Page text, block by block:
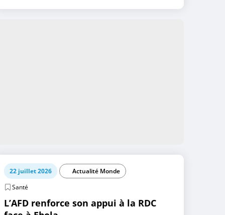
22 juillet 2026
Actualité Monde
Santé
L’AFD renforce son appui à la RDC